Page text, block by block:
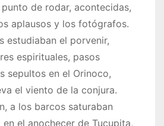
de rodar, acontecidas,
aplausos y los fotógrafos.
estudiaban el porvenir,
espirituales, pasos
sepultos en el Orinoco,
el viento de la conjura.
a los barcos saturaban
el anochecer de Tucupita,